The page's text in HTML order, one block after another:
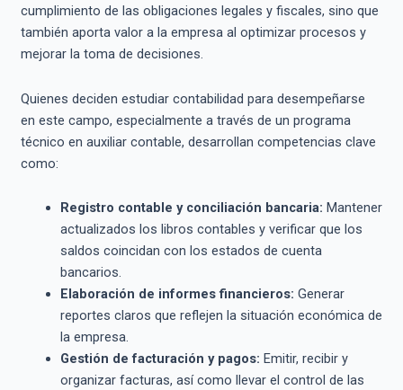
cumplimiento de las obligaciones legales y fiscales, sino que
también aporta valor a la empresa al optimizar procesos y
mejorar la toma de decisiones.
Quienes deciden estudiar contabilidad para desempeñarse
en este campo, especialmente a través de un programa
técnico en auxiliar contable, desarrollan competencias clave
como:
Registro contable y conciliación bancaria: Mantener
actualizados los libros contables y verificar que los
saldos coincidan con los estados de cuenta
bancarios.
Elaboración de informes financieros: Generar
reportes claros que reflejen la situación económica de
la empresa.
Gestión de facturación y pagos: Emitir, recibir y
organizar facturas, así como llevar el control de las